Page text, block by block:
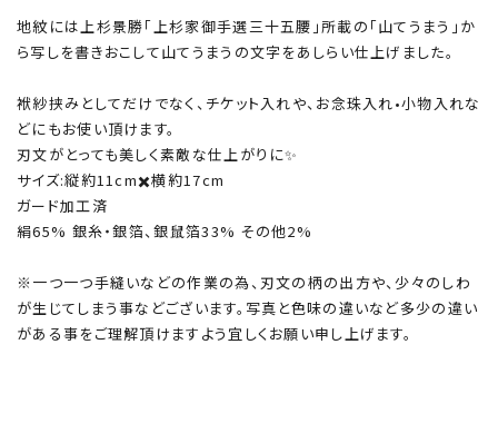
地紋には上杉景勝「上杉家御手選三十五腰」所載の「山てうまう」か
ら写しを書きおこして山てうまうの文字をあしらい仕上げました。
袱紗挟みとしてだけでなく、チケット入れや、お念珠入れ•小物入れな
どにもお使い頂けます。
刃文がとっても美しく素敵な仕上がりに✨
サイズ:縦約11cm✖️横約17cm
ガード加工済
絹65% 銀糸・銀箔、銀鼠箔33% その他2%
※一つ一つ手縫いなどの作業の為、刃文の柄の出方や、少々のしわ
が生じてしまう事などございます。写真と色味の違いなど多少の違い
がある事をご理解頂けますよう宜しくお願い申し上げます。